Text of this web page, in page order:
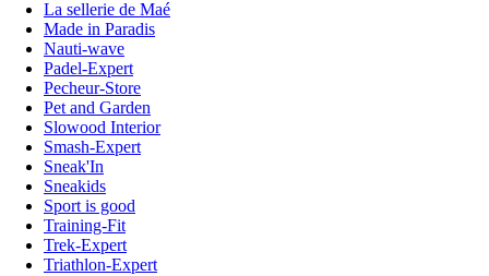
La sellerie de Maé
Made in Paradis
Nauti-wave
Padel-Expert
Pecheur-Store
Pet and Garden
Slowood Interior
Smash-Expert
Sneak'In
Sneakids
Sport is good
Training-Fit
Trek-Expert
Triathlon-Expert